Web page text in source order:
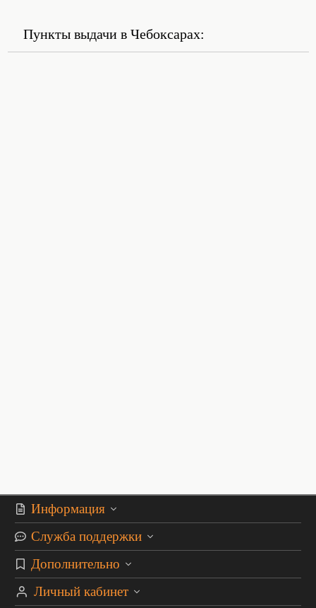
Пункты выдачи в Чебоксарах:
Информация
Служба поддержки
Дополнительно
Личный кабинет